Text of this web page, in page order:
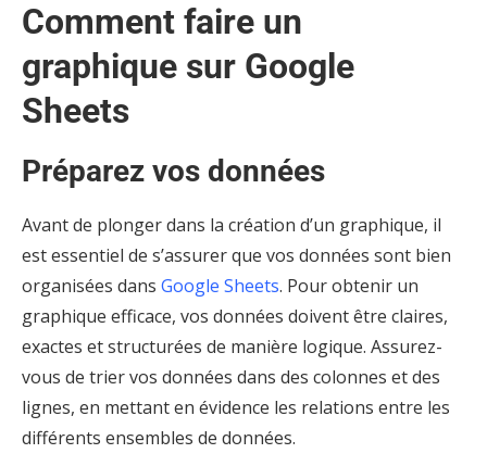
Comment faire un
graphique sur Google
Sheets
Préparez vos données
Avant de plonger dans la création d’un graphique, il
est essentiel de s’assurer que vos données sont bien
organisées dans Google Sheets. Pour obtenir un
graphique efficace, vos données doivent être claires,
exactes et structurées de manière logique. Assurez-
vous de trier vos données dans des colonnes et des
lignes, en mettant en évidence les relations entre les
différents ensembles de données.